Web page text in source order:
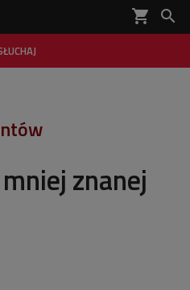
shopping_cart 

znanej